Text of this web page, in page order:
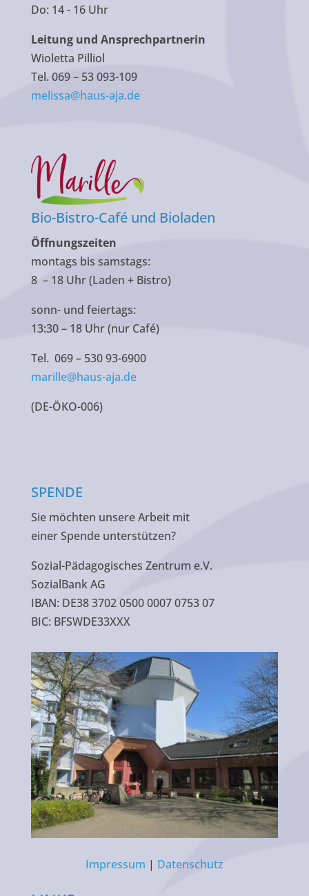
Do: 14 - 16 Uhr
Leitung und Ansprechpartnerin
Wioletta Pilliol
Tel. 069 – 53 093-109
melissa@haus-aja.de
Bio-Bistro-Café und Bioladen
Öffnungszeiten
montags bis samstags:
8 – 18 Uhr (Laden + Bistro)
sonn- und feiertags:
13:30 – 18 Uhr (nur Café)
Tel. 069 – 530 93-6900
marille@haus-aja.de
(DE-ÖKO-006)
SPENDE
Sie möchten unsere Arbeit mit
einer Spende unterstützen?
Sozial-Pädagogisches Zentrum e.V.
SozialBank AG
IBAN: DE38 3702 0500 0007 0753 07
BIC: BFSWDE33XXX
Impressum | Datenschutz